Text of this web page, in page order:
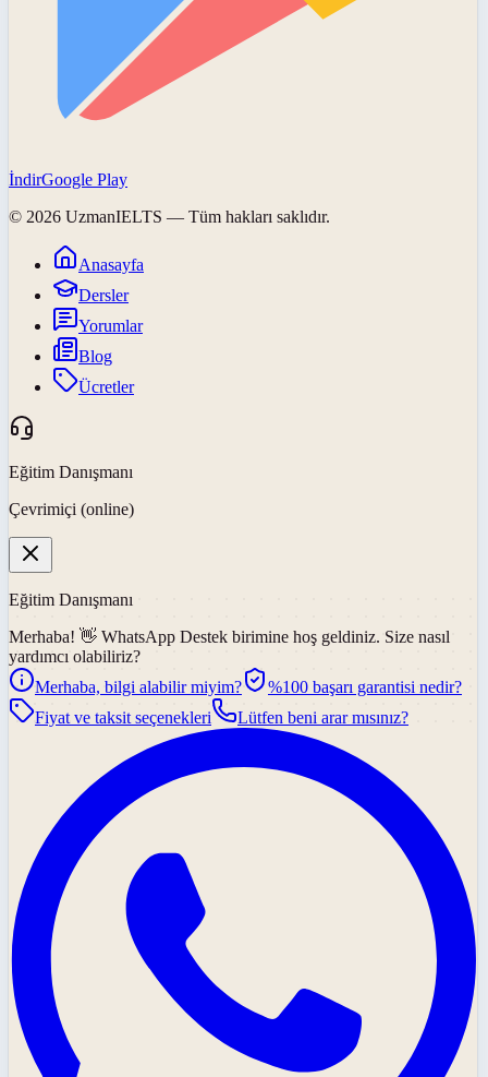
İndirGoogle Play
© 2026 UzmanIELTS — Tüm hakları saklıdır.
Anasayfa
Dersler
Yorumlar
Blog
Ücretler
Eğitim Danışmanı
Çevrimiçi (online)
Eğitim Danışmanı
Merhaba! 👋 WhatsApp Destek birimine hoş geldiniz. Size nasıl
yardımcı olabiliriz?
Merhaba, bilgi alabilir miyim?
%100 başarı garantisi nedir?
Fiyat ve taksit seçenekleri
Lütfen beni arar mısınız?